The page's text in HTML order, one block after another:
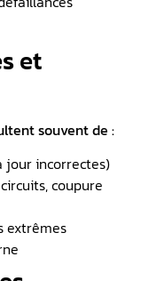
et
souvent de :
jour incorrectes)
coupure
extrêmes